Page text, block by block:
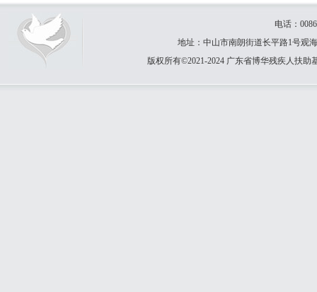
电话：
地址：中山市南朗街道长平路1号观
版权所有©2021-2024 广东省博华残疾人扶助